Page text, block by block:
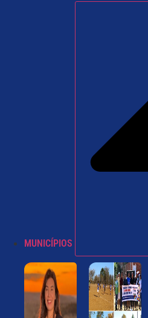
MUNICÍPIOS